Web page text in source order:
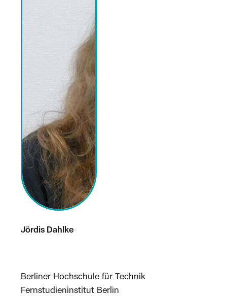
Jördis Dahlke
Berliner Hochschule für Technik
Fernstudieninstitut Berlin